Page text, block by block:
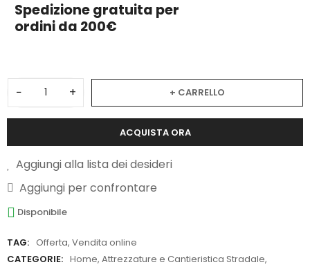
Spedizione gratuita per
ordini da 200€
− + + CARRELLO
ACQUISTA ORA
Aggiungi alla lista dei desideri
Aggiungi per confrontare
Disponibile
TAG: Offerta, Vendita online
CATEGORIE: Home, Attrezzature e Cantieristica Stradale,